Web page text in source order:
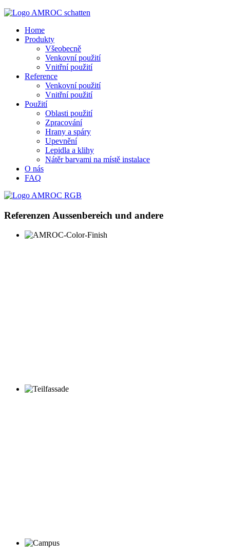
Home
Produkty
Všeobecně
Venkovní použití
Vnitřní použití
Reference
Venkovní použití
Vnitřní použití
Použití
Oblasti použití
Zpracování
Hrany a spáry
Upevnění
Lepidla a klihy
Nátěr barvami na místě instalace
O nás
FAQ
Referenzen Aussenbereich und andere